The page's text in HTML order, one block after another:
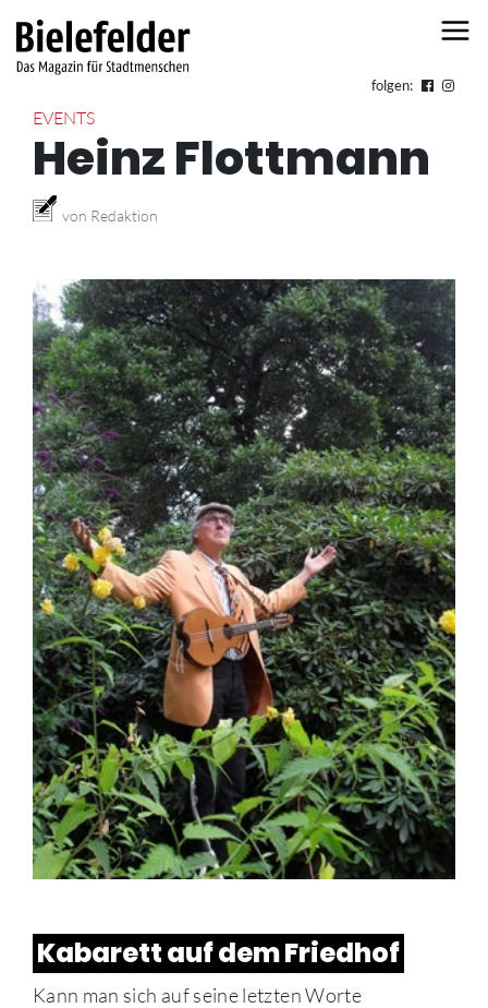
folgen:
EVENTS
Heinz Flottmann
von Redaktion
Kabarett auf dem Friedhof
Kann man sich auf seine letzten Worte